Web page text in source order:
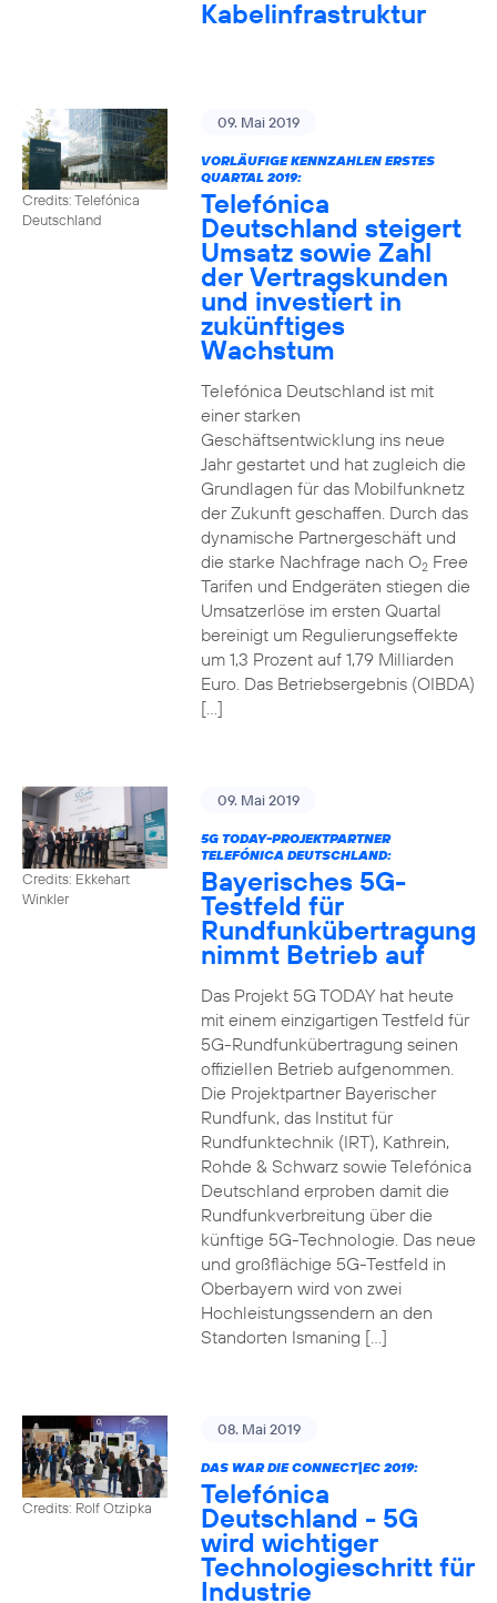
Kabelinfrastruktur
Credits: Telefónica
Deutschland
09. Mai 2019
VORLÄUFIGE KENNZAHLEN ERSTES
QUARTAL 2019:
Telefónica
Deutschland steigert
Umsatz sowie Zahl
der Vertragskunden
und investiert in
zukünftiges
Wachstum
Telefónica Deutschland ist mit
einer starken
Geschäftsentwicklung ins neue
Jahr gestartet und hat zugleich die
Grundlagen für das Mobilfunknetz
der Zukunft geschaffen. Durch das
dynamische Partnergeschäft und
die starke Nachfrage nach O2Free
Tarifen und Endgeräten stiegen die
Umsatzerlöse im ersten Quartal
bereinigt um Regulierungseffekte
um 1,3 Prozent auf 1,79 Milliarden
Euro. Das Betriebsergebnis (OIBDA)
[…]
Credits: Ekkehart
Winkler
09. Mai 2019
5G TODAY-PROJEKTPARTNER
TELEFÓNICA DEUTSCHLAND:
Bayerisches 5G-
Testfeld für
Rundfunkübertragung
nimmt Betrieb auf
Das Projekt 5G TODAY hat heute
mit einem einzigartigen Testfeld für
5G-Rundfunkübertragung seinen
offiziellen Betrieb aufgenommen.
Die Projektpartner Bayerischer
Rundfunk, das Institut für
Rundfunktechnik (IRT), Kathrein,
Rohde & Schwarz sowie Telefónica
Deutschland erproben damit die
Rundfunkverbreitung über die
künftige 5G-Technologie. Das neue
und großflächige 5G-Testfeld in
Oberbayern wird von zwei
Hochleistungssendern an den
Standorten Ismaning […]
Credits: Rolf Otzipka
08. Mai 2019
DAS WAR DIE CONNECT|EC 2019:
Telefónica
Deutschland - 5G
wird wichtiger
Technologieschritt für
Industrie